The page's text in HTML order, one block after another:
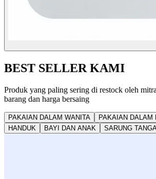
BEST SELLER KAMI
Produk yang paling sering di restock oleh
barang dan harga bersaing
PAKAIAN DALAM WANITA PAKAIAN DALAM
HANDUK
BAYI DAN ANAK SARUNG